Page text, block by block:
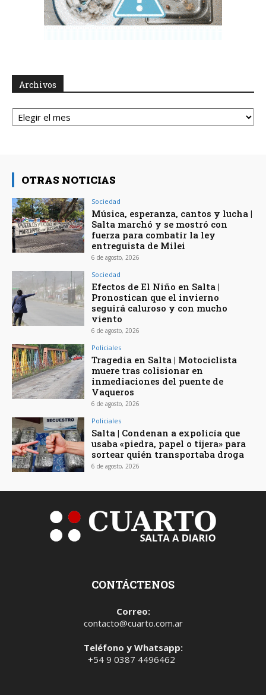
Archivos
Archivos
OTRAS NOTICIAS
Sociedad
Música, esperanza, cantos y lucha |
Salta marchó y se mostró con
fuerza para combatir la ley
entreguista de Milei
6 de agosto, 2026
Sociedad
Efectos de El Niño en Salta |
Pronostican que el invierno
seguirá caluroso y con mucho
viento
6 de agosto, 2026
Policiales
Tragedia en Salta | Motociclista
muere tras colisionar en
inmediaciones del puente de
Vaqueros
6 de agosto, 2026
Policiales
Salta | Condenan a expolicía que
usaba «piedra, papel o tijera» para
sortear quién transportaba droga
6 de agosto, 2026
CONTÁCTENOS
Correo:
contacto@cuarto.com.ar
Teléfono y Whatsapp:
+54 9 0387 4496462